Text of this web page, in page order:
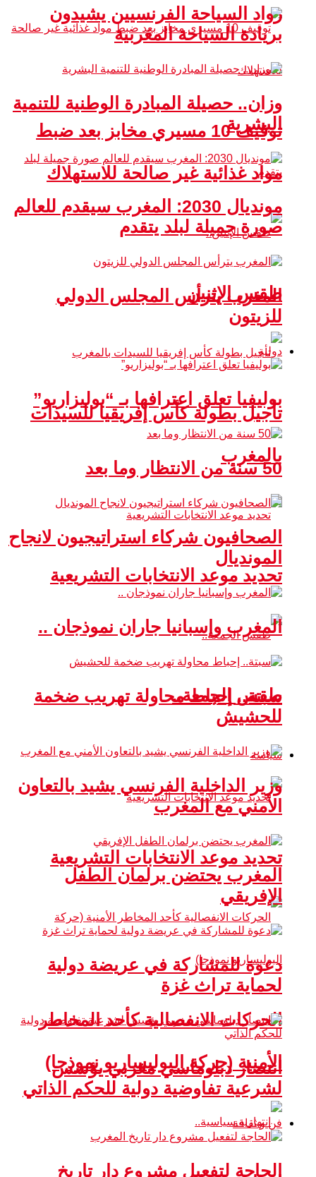
توقيف 10 مسيري مخابز بعد ضبط
مواد غذائية غير صالحة للاستهلاك
طقس الإثنين
تأجيل بطولة كأس إفريقيا للسيدات
بالمغرب
تحديد موعد الانتخابات التشريعية
طقس الجمعة..
سياسة
تحديد موعد الانتخابات التشريعية
الحركات الانفصالية كأحد المخاطر
الأمنية (حركة البوليساريو نموذجا)
رواد السياحة الفرنسيين يشيدون
بريادة السياحة المغربية
وزان.. حصيلة المبادرة الوطنية للتنمية
البشرية
مونديال 2030: المغرب سيقدم للعالم
صورة جميلة لبلد يتقدم
المغرب يترأس المجلس الدولي
للزيتون
دولية
بوليفيا تعلق اعترافها بـ “بوليزاريو”
50 سنة من الانتظار وما بعد
الصحافيون شركاء استراتيجيون لانجاح
المونديال
المغرب وإسبانيا جاران نموذجان ..
سبتة.. إحباط محاولة تهريب ضخمة
للحشيش
وزير الداخلية الفرنسي يشيد بالتعاون
الأمني مع المغرب
المغرب يحتضن برلمان الطفل
الإفريقي
دعوة للمشاركة في عريضة دولية
لحماية تراث غزة
انتصار دبلوماسي مغربي يؤسس
لشرعية تفاوضية دولية للحكم الذاتي
فن و ثقافة
الحاجة لتفعيل مشروع دار تاريخ